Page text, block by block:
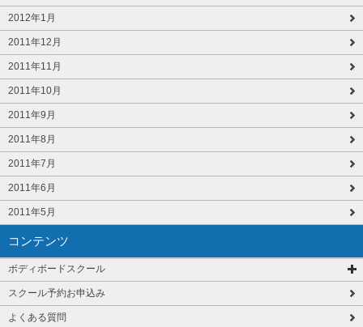
2012年1月
2011年12月
2011年11月
2011年10月
2011年9月
2011年8月
2011年7月
2011年6月
2011年5月
コンテンツ
ボディボードスクール
スクール予約お申込み
よくある質問